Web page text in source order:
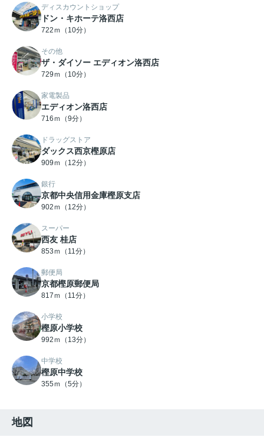
ディスカウントショップ
ドン・キホーテ洛西店
722ｍ（10分）
その他
ザ・ダイソー エディオン洛西店
729ｍ（10分）
家電製品
エディオン洛西店
716ｍ（9分）
ドラッグストア
ダックス西京樫原店
909ｍ（12分）
銀行
京都中央信用金庫樫原支店
902ｍ（12分）
スーパー
西友 桂店
853ｍ（11分）
郵便局
京都樫原郵便局
817ｍ（11分）
小学校
樫原小学校
992ｍ（13分）
中学校
樫原中学校
355ｍ（5分）
地図